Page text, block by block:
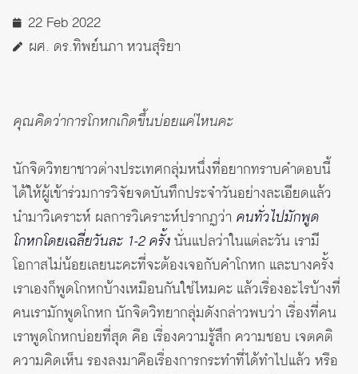
22 Feb 2022
ผศ. ดร.ทิพย์นภา หวนสุริยา
คุณคิดว่าการโกหกเกิดขึ้นบ่อยแค่ไหนคะ
นักจิตวิทยาชาวต่างประเทศกลุ่มหนึ่งที่อยากทราบคำตอบนี้
ได้ให้ผู้เข้าร่วมการวิจัยจดบันทึกประจำวันอย่างละเอียดแล้ว
นำมาวิเคราะห์ ผลการวิเคราะห์ปรากฏว่า คนทั่วไปมักพูด
โกหกโดยเฉลี่ยวันละ 1-2 ครั้งนั่นแปลว่าในแต่ละวัน เรามี
โอกาสไม่น้อยเลยนะคะที่จะต้องเจอกับคำโกหก และบางครั้ง
เราเองก็พูดโกหกบ้างเหมือนกันใช่ไหมคะ แล้วเรื่องอะไรบ้างที่
คนเรามักพูดโกหก นักจิตวิทยากลุ่มดังกล่าวพบว่า เรื่องที่คน
เราพูดโกหกบ่อยที่สุด คือ เรื่องความรู้สึก ความชอบ เจตคติ
ความคิดเห็น รองลงมาคือเรื่องการกระทำที่ได้ทำไปแล้ว หรือ